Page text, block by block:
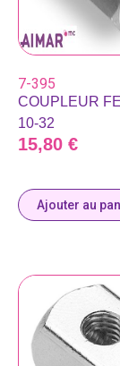
7-395
COUPLEUR
10-32
15,80 €
Ajouter au